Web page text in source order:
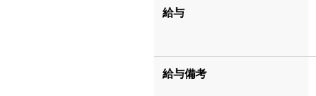
給与
給与備考